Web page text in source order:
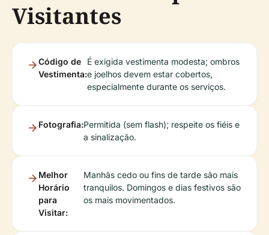
Visitantes
Código de
Vestimenta:
É exigida vestimenta modesta; ombros
e joelhos devem estar cobertos,
especialmente durante os serviços.
Fotografia:Permitida (sem flash); respeite os fiéis e
a sinalização.
Melhor
Horário
para
Visitar:
Manhãs cedo ou fins de tarde são mais
tranquilos. Domingos e dias festivos são
os mais movimentados.